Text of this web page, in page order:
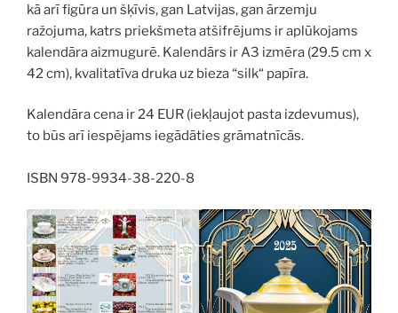
kā arī figūra un šķīvis, gan Latvijas, gan ārzemju
ražojuma, katrs priekšmeta atšifrējums ir aplūkojams
kalendāra aizmugurē. Kalendārs ir A3 izmēra (29.5 cm x
42 cm), kvalitatīva druka uz bieza “silk“ papīra.
Kalendāra cena ir 24 EUR (iekļaujot pasta izdevumus),
to būs arī iespējams iegādāties grāmatnīcās.
ISBN 978-9934-38-220-8